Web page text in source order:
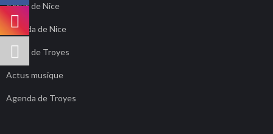
Actus de Nice
Agenda de Nice
Actus de Troyes
Actus musique
Agenda de Troyes